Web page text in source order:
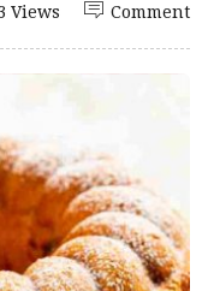
Comment
Views